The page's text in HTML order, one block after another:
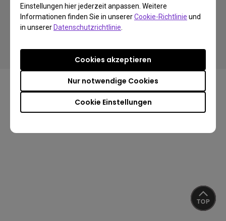
Einstellungen hier jederzeit anpassen. Weitere
Informationen finden Sie in unsererCookie-Richtlinie und
in unsererDatenschutzrichtlinie
Cookie Einstellungen
Nur notwendige Cookies
Cookies akzeptieren
Copyright © 2024 BenQ. All rights reserved.